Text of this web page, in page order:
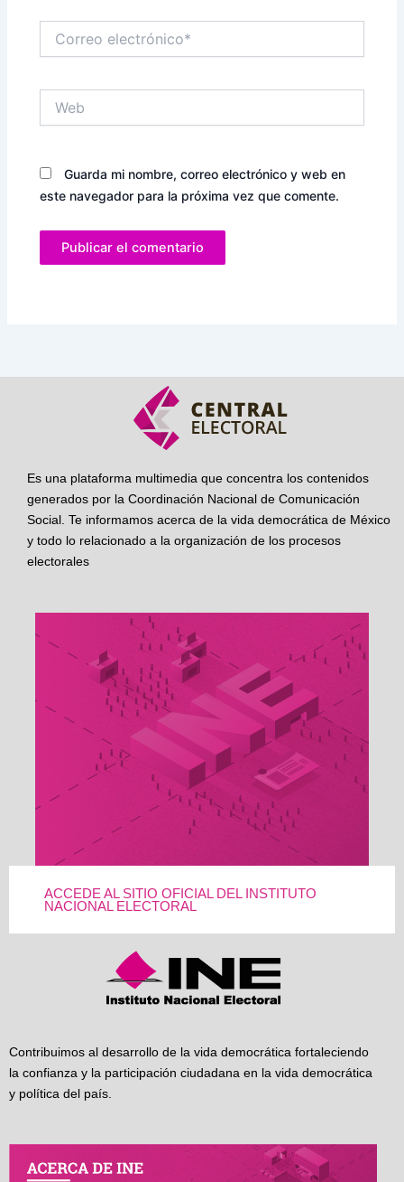
electrónico*
Guarda mi nombre, correo electrónico y web en
este navegador para la próxima vez que comente.
Es una plataforma multimedia que concentra los contenidos
generados por la Coordinación Nacional de Comunicación
Social. Te informamos acerca de la vida democrática de México
y todo lo relacionado a la organización de los procesos
electorales
ACCEDE AL SITIO OFICIAL DEL INSTITUTO
NACIONAL ELECTORAL
Contribuimos al desarrollo de la vida democrática fortaleciendo
la confianza y la participación ciudadana en la vida democrática
y política del país.